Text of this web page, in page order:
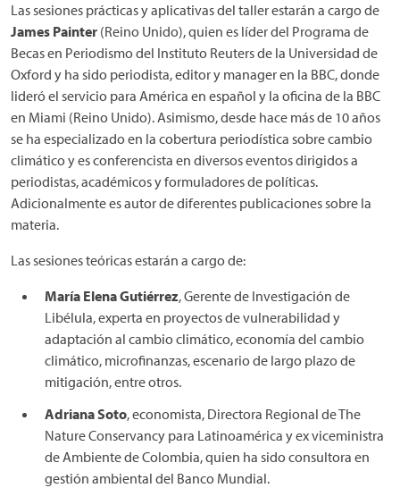
Las sesiones prácticas y aplicativas del taller estarán a cargo de
James Painter (Reino Unido), quien es líder del Programa de
Becas en Periodismo del Instituto Reuters de la Universidad de
Oxford y ha sido periodista, editor y manager en la BBC, donde
lideró el servicio para América en español y la oficina de la BBC
en Miami (Reino Unido). Asimismo, desde hace más de 10 años
se ha especializado en la cobertura periodística sobre cambio
climático y es conferencista en diversos eventos dirigidos a
periodistas, académicos y formuladores de políticas.
Adicionalmente es autor de diferentes publicaciones sobre la
materia.
Las sesiones teóricas estarán a cargo de:
María Elena Gutiérrez, Gerente de Investigación de
Libélula, experta en proyectos de vulnerabilidad y
adaptación al cambio climático, economía del cambio
climático, microfinanzas, escenario de largo plazo de
mitigación, entre otros.
Adriana Soto, economista, Directora Regional de The
Nature Conservancy para Latinoamérica y ex viceministra
de Ambiente de Colombia, quien ha sido consultora en
gestión ambiental del Banco Mundial.